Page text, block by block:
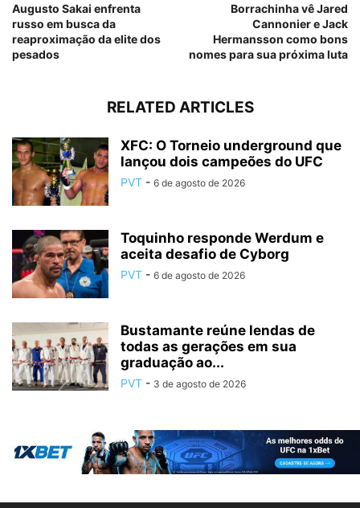
Augusto Sakai enfrenta
russo em busca da
reaproximação da elite dos
pesados
Borrachinha vê Jared
Cannonier e Jack
Hermansson como bons
nomes para sua próxima luta
RELATED ARTICLES
XFC: O Torneio underground que
lançou dois campeões do UFC
PVT - 6 de agosto de 2026
Toquinho responde Werdum e
aceita desafio de Cyborg
PVT - 6 de agosto de 2026
Bustamante reúne lendas de
todas as gerações em sua
graduação ao...
PVT - 3 de agosto de 2026